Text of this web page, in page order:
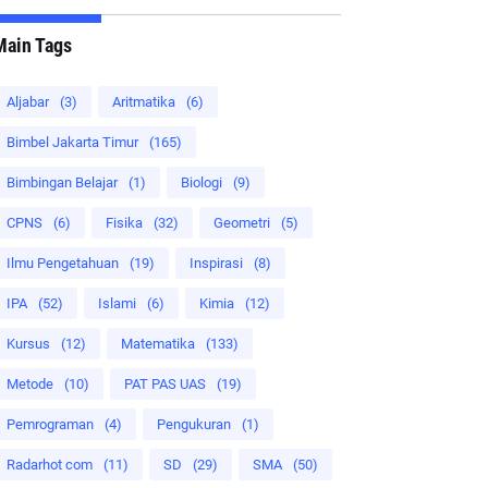
Tags
Aljabar (3) Aritmatika (6)
Bimbel Jakarta Timur (165)
Bimbingan Belajar (1) Biologi (9)
CPNS (6) Fisika (32) Geometri (5)
Ilmu Pengetahuan (19) Inspirasi (8)
IPA (52) Islami (6) Kimia (12)
Kursus (12) Matematika (133)
Metode (10) PAT PAS UAS (19)
Pemrograman (4) Pengukuran (1)
Radarhot com (11) SD (29) SMA (50)